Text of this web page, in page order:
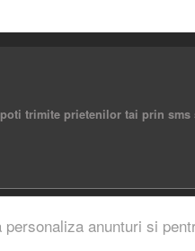
anunturi si
trimite prietenilor tai prin